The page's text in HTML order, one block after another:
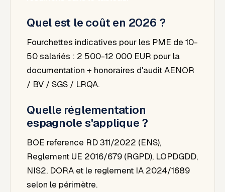
Quel est le coût en 2026 ?
Fourchettes indicatives pour les PME de 10-
50 salariés : 2 500-12 000 EUR pour la
documentation + honoraires d'audit AENOR
/ BV / SGS / LRQA.
Quelle réglementation
espagnole s'applique ?
BOE reference RD 311/2022 (ENS),
Reglement UE 2016/679 (RGPD), LOPDGDD,
NIS2, DORA et le reglement IA 2024/1689
selon le périmètre.